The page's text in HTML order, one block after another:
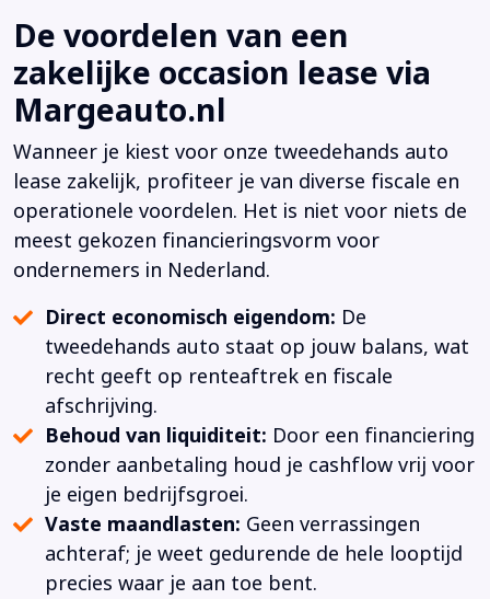
De voordelen van een
zakelijke occasion lease via
Margeauto.nl
Wanneer je kiest voor onze tweedehands auto
lease zakelijk, profiteer je van diverse fiscale en
operationele voordelen. Het is niet voor niets de
meest gekozen financieringsvorm voor
ondernemers in Nederland.
Direct economisch eigendom: De
tweedehands auto staat op jouw balans, wat
recht geeft op renteaftrek en fiscale
afschrijving.
Behoud van liquiditeit: Door een financiering
zonder aanbetaling houd je cashflow vrij voor
je eigen bedrijfsgroei.
Vaste maandlasten: Geen verrassingen
achteraf; je weet gedurende de hele looptijd
precies waar je aan toe bent.